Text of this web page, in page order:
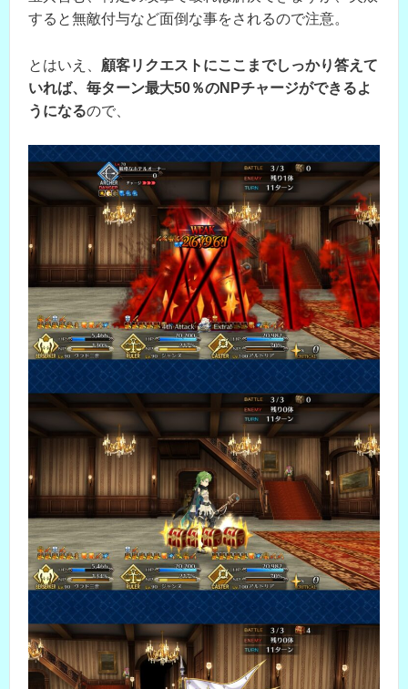
すると無敵付与など面倒な事をされるので注意。
とはいえ、 顧客リクエストにここまでしっかり答えて
いれば、毎ターン最大50％のNPチャージができるよ
うになるので、